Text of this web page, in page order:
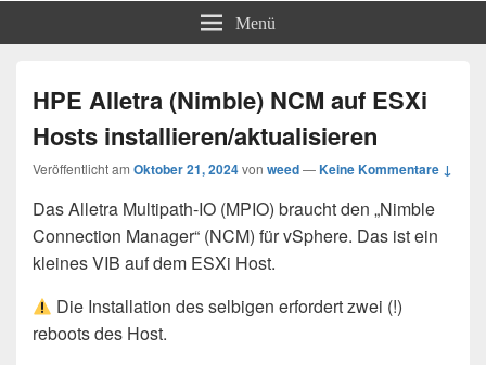
Menü
HPE Alletra (Nimble) NCM auf ESXi
Hosts installieren/aktualisieren
Veröffentlicht am Oktober 21, 2024von weed—Keine Kommentare ↓
Das Alletra Multipath-IO (MPIO) braucht den „Nimble
Connection Manager“ (NCM) für vSphere. Das ist ein
kleines VIB auf dem ESXi Host.
Die Installation des selbigen erfordert zwei (!)
reboots des Host.